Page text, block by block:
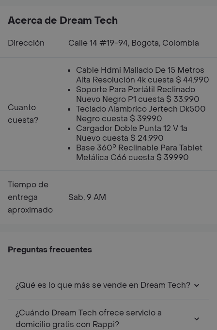
Acerca de Dream Tech
Dirección Calle 14 #19-94, Bogota, Colombia
Cuanto
cuesta?
Cable Hdmi Mallado De 15 Metros
Alta Resolución 4k cuesta $ 44.990
Soporte Para Portátil Reclinado
Nuevo Negro P1 cuesta $ 33.990
Teclado Alambrico Jertech Dk500
Negro cuesta $ 39.990
Cargador Doble Punta 12 V 1a
Nuevo cuesta $ 24.990
Base 360° Reclinable Para Tablet
Metálica C66 cuesta $ 39.990
Tiempo de
entrega
aproximado
Sab, 9 AM
Preguntas frecuentes
¿Qué es lo que más se vende en Dream Tech?
¿Cuándo Dream Tech ofrece servicio a
domicilio gratis con Rappi?